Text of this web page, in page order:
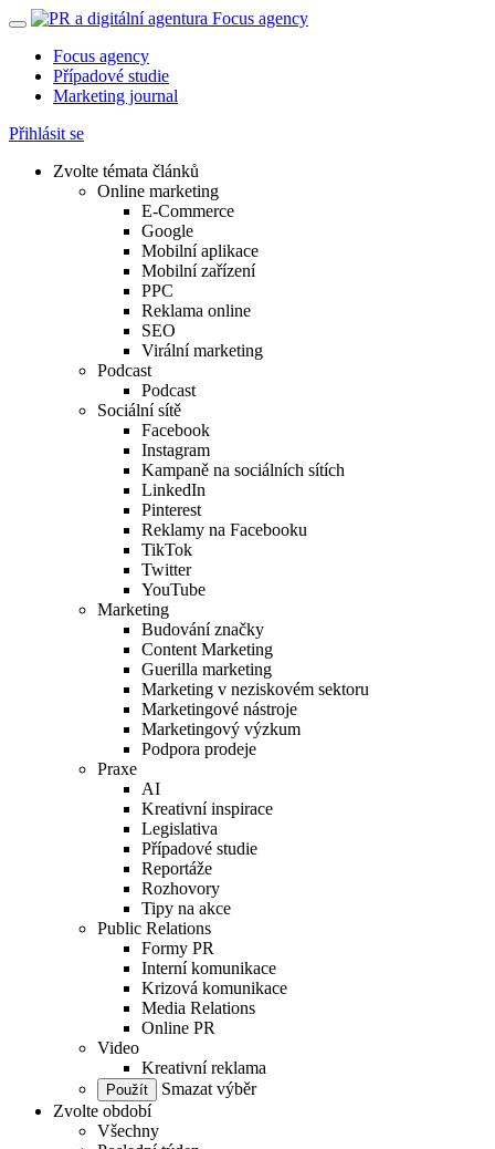
Focus agency
Případové studie
Marketing journal
Přihlásit se
Zvolte témata článků
Online marketing
E-Commerce
Google
Mobilní aplikace
Mobilní zařízení
PPC
Reklama online
SEO
Virální marketing
Podcast
Podcast
Sociální sítě
Facebook
Instagram
Kampaně na sociálních sítích
LinkedIn
Pinterest
Reklamy na Facebooku
TikTok
Twitter
YouTube
Marketing
Budování značky
Content Marketing
Guerilla marketing
Marketing v neziskovém sektoru
Marketingové nástroje
Marketingový výzkum
Podpora prodeje
Praxe
AI
Kreativní inspirace
Legislativa
Případové studie
Reportáže
Rozhovory
Tipy na akce
Public Relations
Formy PR
Interní komunikace
Krizová komunikace
Media Relations
Online PR
Video
Kreativní reklama
Smazat výběr
Zvolte období
Všechny